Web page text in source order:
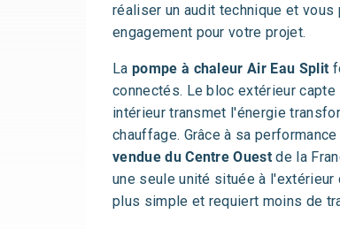
réaliser un audit technique et
engagement pour votre projet.
La pompe à chaleur Air Eau Split
connectés. Le bloc extérieur
intérieur transmet l'énergie
chauffage. Grâce à sa
vendue du Centre Ouestde la
une seule unité située à
plus simple et requiert moins de